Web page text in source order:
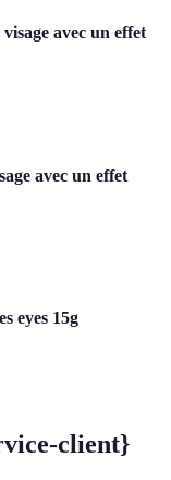
avec un effet
avec un effet
eyes 15g
client}